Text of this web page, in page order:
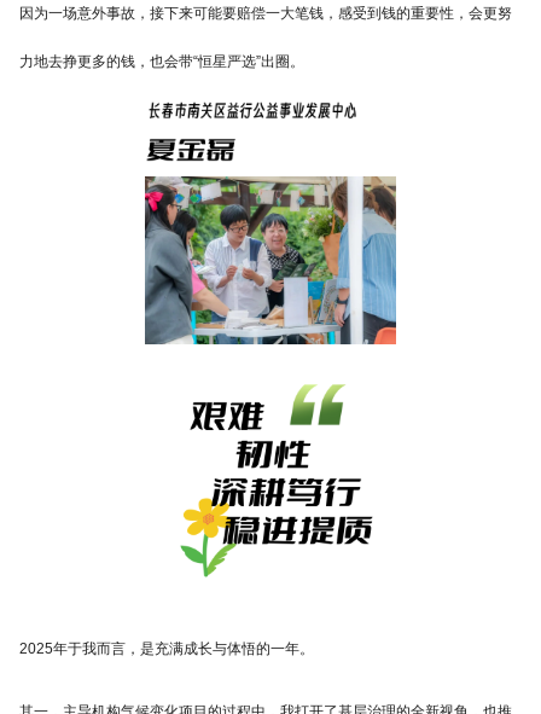
因为一场意外事故，接下来可能要赔偿一大笔钱，感受到钱的重要性，会更努
力地去挣更多的钱，也会带“恒星严选”出圈。
2025年于我而言，是充满成长与体悟的一年。